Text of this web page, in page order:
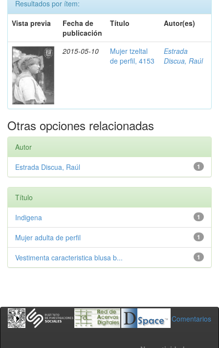
Resultados por ítem:
Vista previa
Fecha de
publicación
Título Autor(es)
2015-05-10
Mujer tzeltal
de perfil, 4153
Estrada
Discua, Raúl
Otras opciones relacionadas
Autor
1
Estrada Discua, Raúl
Título
1
Indigena
1
Mujer adulta de perfil
1
Vestimenta caracteristica blusa b...
Comentarios